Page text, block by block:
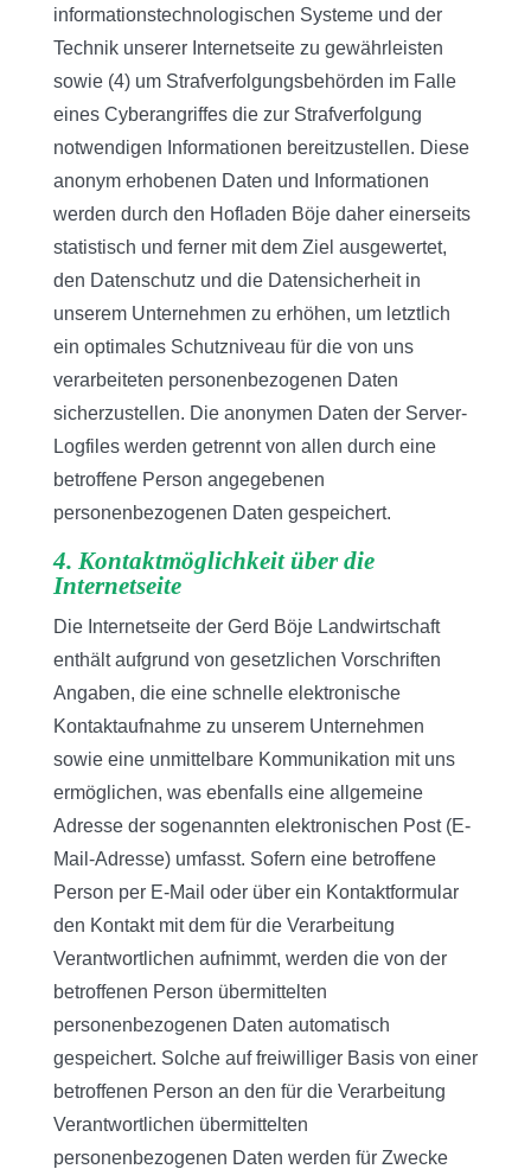
informationstechnologischen Systeme und der
Technik unserer Internetseite zu gewährleisten
sowie (4) um Strafverfolgungsbehörden im Falle
eines Cyberangriffes die zur Strafverfolgung
notwendigen Informationen bereitzustellen. Diese
anonym erhobenen Daten und Informationen
werden durch den Hofladen Böje daher einerseits
statistisch und ferner mit dem Ziel ausgewertet,
den Datenschutz und die Datensicherheit in
unserem Unternehmen zu erhöhen, um letztlich
ein optimales Schutzniveau für die von uns
verarbeiteten personenbezogenen Daten
sicherzustellen. Die anonymen Daten der Server-
Logfiles werden getrennt von allen durch eine
betroffene Person angegebenen
personenbezogenen Daten gespeichert.
4. Kontaktmöglichkeit über die
Internetseite
Die Internetseite der Gerd Böje Landwirtschaft
enthält aufgrund von gesetzlichen Vorschriften
Angaben, die eine schnelle elektronische
Kontaktaufnahme zu unserem Unternehmen
sowie eine unmittelbare Kommunikation mit uns
ermöglichen, was ebenfalls eine allgemeine
Adresse der sogenannten elektronischen Post (E-
Mail-Adresse) umfasst. Sofern eine betroffene
Person per E-Mail oder über ein Kontaktformular
den Kontakt mit dem für die Verarbeitung
Verantwortlichen aufnimmt, werden die von der
betroffenen Person übermittelten
personenbezogenen Daten automatisch
gespeichert. Solche auf freiwilliger Basis von einer
betroffenen Person an den für die Verarbeitung
Verantwortlichen übermittelten
personenbezogenen Daten werden für Zwecke